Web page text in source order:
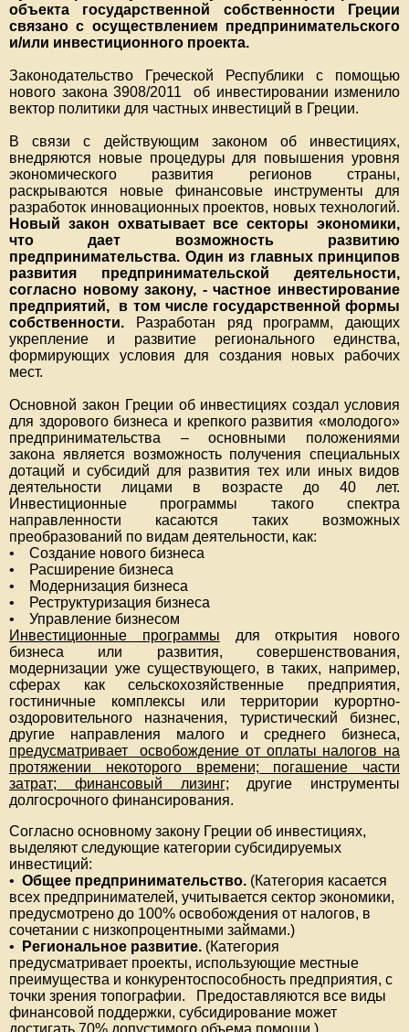
объекта государственной собственности Греции
связано с осуществлением предпринимательского
и/или инвестиционного проекта.
Законодательство Греческой Республики с помощью
нового закона 3908/2011 об инвестировании изменило
вектор политики для частных инвестиций в Греции.
В связи с действующим законом об инвестициях,
внедряются новые процедуры для повышения уровня
экономического развития регионов страны,
раскрываются новые финансовые инструменты для
разработок инновационных проектов, новых технологий.
Новый закон охватывает все секторы экономики,
что дает возможность развитию
предпринимательства. Один из главных принципов
развития предпринимательской деятельности,
согласно новому закону, - частное инвестирование
предприятий, в том числе государственной формы
собственности. Разработан ряд программ, дающих
укрепление и развитие регионального единства,
формирующих условия для создания новых рабочих
мест.
Основной закон Греции об инвестициях создал условия
для здорового бизнеса и крепкого развития «молодого»
предпринимательства – основными положениями
закона является возможность получения специальных
дотаций и субсидий для развития тех или иных видов
деятельности лицами в возрасте до 40 лет.
Инвестиционные программы такого спектра
направленности касаются таких возможных
преобразований по видам деятельности, как:
• Создание нового бизнеса
• Расширение бизнеса
• Модернизация бизнеса
• Реструктуризация бизнеса
• Управление бизнесом
Инвестиционные программы для открытия нового
бизнеса или развития, совершенствования,
модернизации уже существующего, в таких, например,
сферах как сельскохозяйственные предприятия,
гостиничные комплексы или территории курортно-
оздоровительного назначения, туристический бизнес,
другие направления малого и среднего бизнеса,
предусматривает освобождение от оплаты налогов на
протяжении некоторого времени; погашение части
затрат; финансовый лизинг; другие инструменты
долгосрочного финансирования.
Согласно основному закону Греции об инвестициях,
выделяют следующие категории субсидируемых
инвестиций:
• Общее предпринимательство. (Категория касается
всех предпринимателей, учитывается сектор экономики,
предусмотрено до 100% освобождения от налогов, в
сочетании с низкопроцентными займами.)
•
Региональное развитие. (Категория
предусматривает проекты, использующие местные
преимущества и конкурентоспособность предприятия, с
точки зрения топографии. Предоставляются все виды
финансовой поддержки, субсидирование может